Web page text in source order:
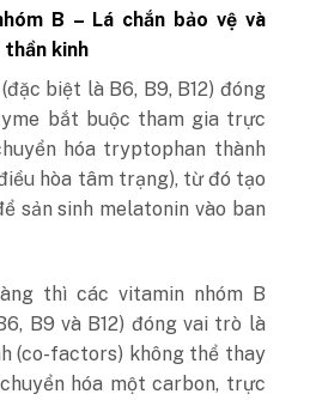
B – Lá chắn bảo vệ và
kinh
biệt là B6, B9, B12) đóng
bắt buộc tham gia trực
hóa tryptophan thành
hòa tâm trạng), từ đó tạo
sản sinh melatonin vào ban
thì các vitamin nhóm B
B9 và B12) đóng vai trò là
(co-factors) không thể thay
hóa một carbon, trực